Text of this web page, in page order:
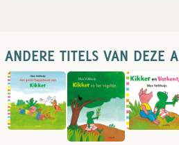
ANDERE TITELS VAN DEZE